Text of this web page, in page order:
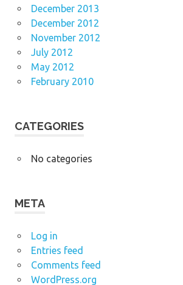
December 2013
December 2012
November 2012
July 2012
May 2012
February 2010
CATEGORIES
No categories
META
Log in
Entries feed
Comments feed
WordPress.org